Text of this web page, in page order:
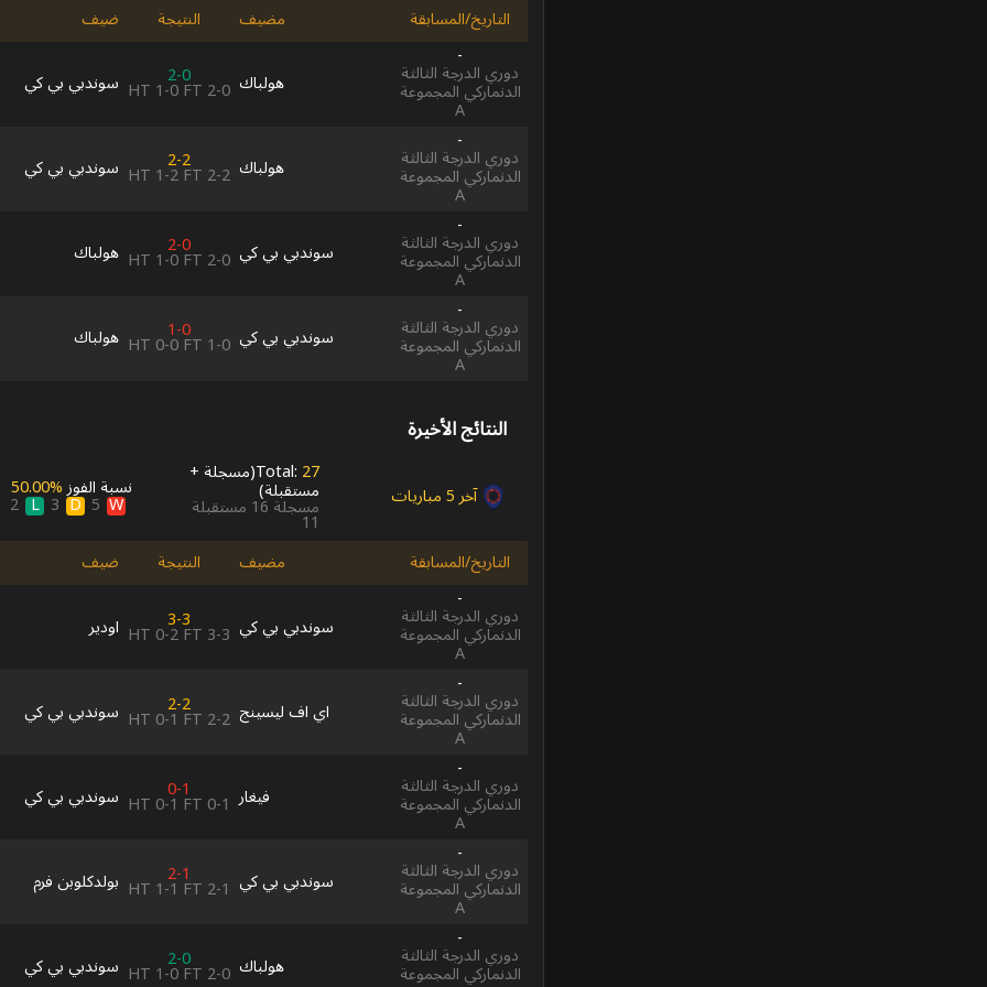
التاريخ/المسابقة
مضيف النتيجة
ضيف
-
دوري الدرجة الثالثة
الدنماركي المجموعة
A
هولباك 2-0
HT1-0FT2-0
سوندبي بي كي
-
دوري الدرجة الثالثة
الدنماركي المجموعة
A
هولباك 2-2
HT1-2FT2-2
سوندبي بي كي
-
دوري الدرجة الثالثة
الدنماركي المجموعة
A
سوندبي بي كي 2-0
HT1-0FT2-0
هولباك
-
دوري الدرجة الثالثة
الدنماركي المجموعة
A
سوندبي بي كي 1-0
HT0-0FT1-0 هولباك
النتائج الأخيرة
آخر 5 مباريات
Total:27
(مسجلة+
مستقبلة) مسجلة16مستقبلة 11
نسبة الفوز50.00‎%‎
W
5
D
3
L
2
التاريخ/المسابقة
مضيف النتيجة
ضيف
-
دوري الدرجة الثالثة
الدنماركي المجموعة
A
سوندبي بي كي 3-3
HT0-2FT3-3
اودير
-
دوري الدرجة الثالثة
الدنماركي المجموعة
A
اي اف ليسينج 2-2
HT0-1 FT2-2
سوندبي بي كي
-
دوري الدرجة الثالثة
الدنماركي المجموعة
A
فيغار 0-1
HT0-1 FT0-1
سوندبي بي كي
-
دوري الدرجة الثالثة
الدنماركي المجموعة
A
سوندبي بي كي 2-1
HT1-1 FT2-1
بولدكلوبن فرم
-
دوري الدرجة الثالثة
الدنماركي المجموعة هولباك 2-0
HT1-0FT2-0 سوندبي بي كي